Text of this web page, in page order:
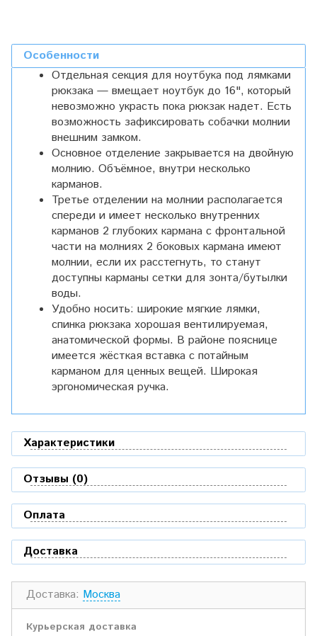
Особенности
Отдельная секция для ноутбука под лямками
рюкзака — вмещает ноутбук до 16", который
невозможно украсть пока рюкзак надет. Есть
возможность зафиксировать собачки молнии
внешним замком.
Основное отделение закрывается на двойную
молнию. Объёмное, внутри несколько
карманов.
Третье отделении на молнии располагается
спереди и имеет несколько внутренних
карманов 2 глубоких кармана с фронтальной
части на молниях 2 боковых кармана имеют
молнии, если их расстегнуть, то станут
доступны карманы сетки для зонта/бутылки
воды.
Удобно носить: широкие мягкие лямки,
спинка рюкзака хорошая вентилируемая,
анатомической формы. В районе пояснице
имеется жёсткая вставка с потайным
карманом для ценных вещей. Широкая
эргономическая ручка.
Характеристики
Отзывы (0)
Оплата
Доставка
Доставка: Москва
Курьерская доставка